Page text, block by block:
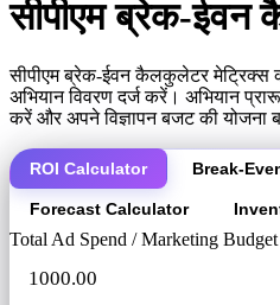
सीपीएम ब्रेक-
सीपीएम ब्रेक-ईवन कैलकुलेटर मेट्रिक्स
अभियान विवरण दर्ज करें। अभियान
करें और अपने विज्ञापन बजट की योजना
ROI Calculator Break-
Forecast Calculator
Total Ad Spend / Marketing Budget